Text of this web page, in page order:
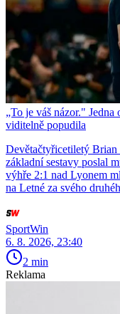
„To je váš názor."
viditelně popudila
Devětačtyřicetiletý Brian
základní sestavy poslal
výhře 2:1 nad Lyonem
na Letné za svého
SportWin
6. 8. 2026, 23:40
2 min
Reklama